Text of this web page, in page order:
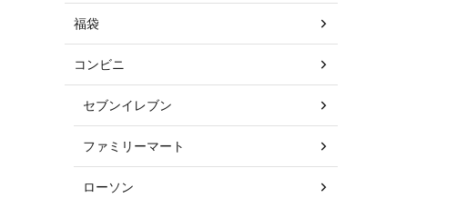
福袋
コンビニ
セブンイレブン
ファミリーマート
ローソン